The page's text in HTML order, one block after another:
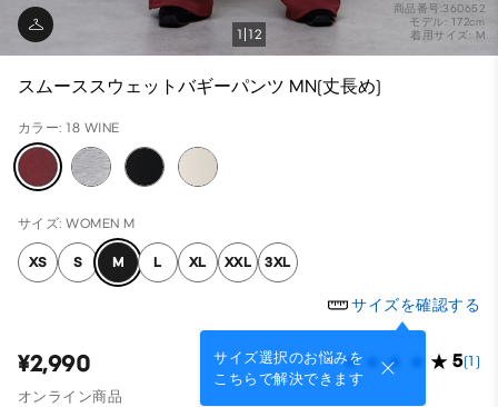
商品番号:360652
モデル: 172cm
着用サイズ: M
1 12
スムーススウェットバギーパンツ MN(丈長め)
カラー: 18 WINE
サイズ: WOMEN M
XS S M L XL XXL 3XL
サイズを確認する
サイズ選択のお悩みを
こちらで解決できます
¥2,990 5(1)
オンライン商品